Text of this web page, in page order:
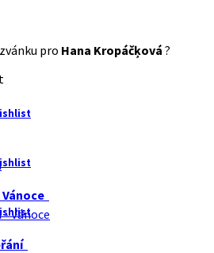
pro Hana Kropáčķová ?
Vánoce